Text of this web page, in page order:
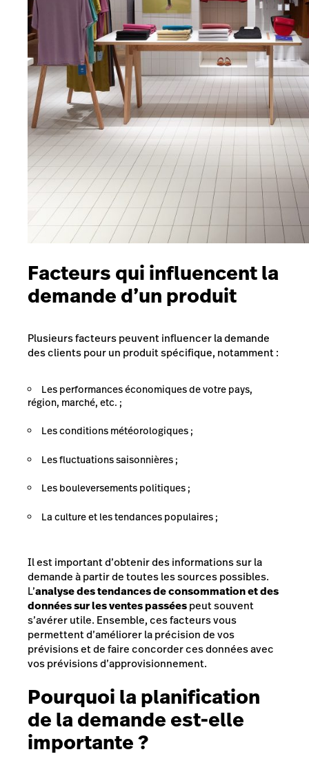
Facteurs qui influencent la
demande d’un produit
Plusieurs facteurs peuvent influencer la demande
des clients pour un produit spécifique, notamment :
Les performances économiques de votre pays,
région, marché, etc. ;
Les conditions météorologiques ;
Les fluctuations saisonnières ;
Les bouleversements politiques ;
La culture et les tendances populaires ;
Il est important d’obtenir des informations sur la
demande à partir de toutes les sources possibles.
L’analyse des tendances de consommation et des
données sur les ventes passéespeut souvent
s’avérer utile. Ensemble, ces facteurs vous
permettent d’améliorer la précision de vos
prévisions et de faire concorder ces données avec
vos prévisions d’approvisionnement.
Pourquoi la planification
de la demande est-elle
importante ?